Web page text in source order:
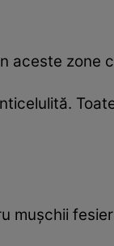
aceste
muşchii